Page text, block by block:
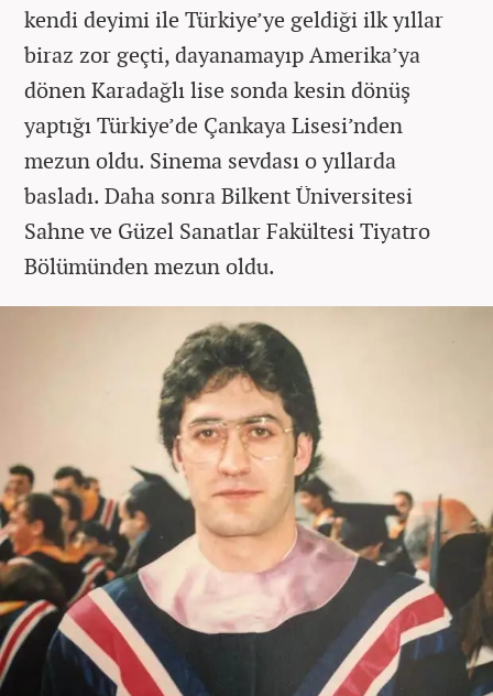
kendi deyimi ile Türkiye’ye geldiği ilk yıllar
biraz zor geçti, dayanamayıp Amerika’ya
dönen Karadağlı lise sonda kesin dönüş
yaptığı Türkiye’de Çankaya Lisesi’nden
mezun oldu. Sinema sevdası o yıllarda
basladı. Daha sonra Bilkent Üniversitesi
Sahne ve Güzel Sanatlar Fakültesi Tiyatro
Bölümünden mezun oldu.